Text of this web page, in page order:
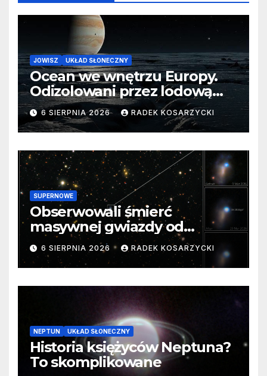
JOWISZ UKŁAD SŁONECZNY
Ocean we wnętrzu Europy.
Odizolowani przez lodową
barierę
6 SIERPNIA 2026 RADEK KOSARZYCKI
SUPERNOWE
Obserwowali śmierć
masywnej gwiazdy od
samego początku. Niezwykle
cenne dane
6 SIERPNIA 2026 RADEK KOSARZYCKI
NEPTUN UKŁAD SŁONECZNY
Historia księżyców Neptuna?
To skomplikowane